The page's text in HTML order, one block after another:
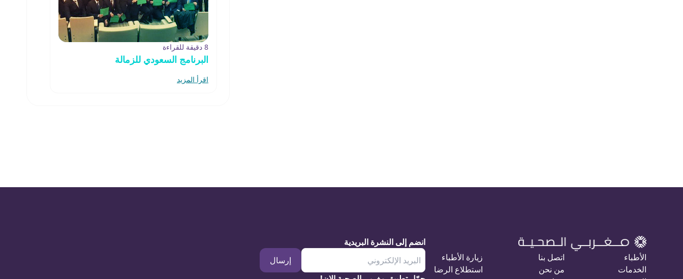
8 دقيقة للقراءة
البرنامج السعودي للزمالة
اقرأ المزيد
الأطباء
الخدمات
اتصل بنا
من نحن
زيارة الأطباء
استطلاع الرضا
انضم إلى النشرة البريدية
إرسال